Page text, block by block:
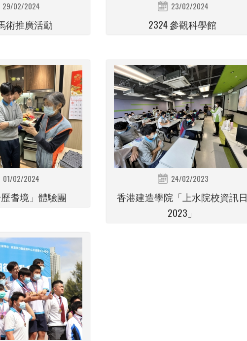
29/02/2024
術推廣活動
23/02/2024
2324 參觀科學館
01/02/2024
耆境」體驗團
24/02/2023
香港建造學院「上水院校資訊日
2023」